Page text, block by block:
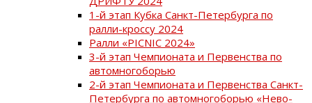
1-й этап Кубка Санкт-Петербурга по
ралли-кроссу 2024
Ралли «PICNIC 2024»
3-й этап Чемпионата и Первенства по
автомногоборью
2-й этап Чемпионата и Первенства Санкт-
Петербурга по автомногоборью «Нево-